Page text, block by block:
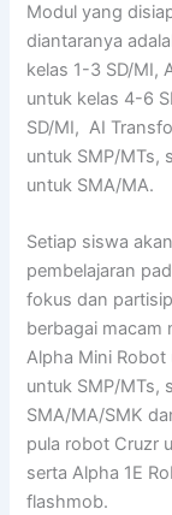
Modul yang
diantaranya
kelas 1-3 SD/MI,
untuk kelas 4-6
SD/MI, AI
untuk SMP/MTs,
untuk SMA/MA.
Setiap siswa
pembelajaran
fokus dan
berbagai macam
Alpha Mini
untuk SMP/MTs,
SMA/MA/SMK
pula robot Cruzr
serta Alpha 1E
flashmob.